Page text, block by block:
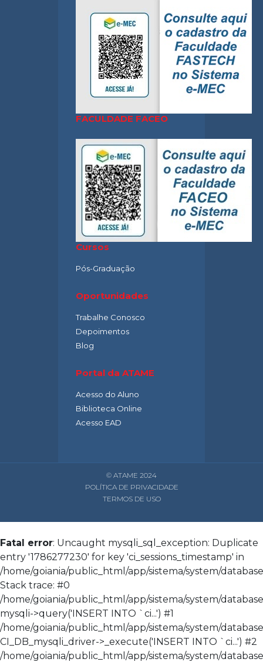
FACULDADE FACEO
Cursos
Pós-Graduação
Oportunidades
Trabalhe Conosco
Depoimentos
Blog
Portal da ATAME
Acesso do Aluno
Biblioteca Online
Acesso EAD
© ATAME 2024
POLÍTICA DE PRIVACIDADE
TERMOS DE USO
Fatal error: Uncaught mysqli_sql_exception: Duplicate
entry '1786277230' for key 'ci_sessions_timestamp' in
/home/goiania/public_html/app/sistema/system/
Stack trace: #0
/home/goiania/public_html/app/sistema/system/
mysqli->query('INSERT INTO `ci...') #1
/home/goiania/public_html/app/sistema/system/
CI_DB_mysqli_driver->_execute('INSERT INTO `ci...') #2
/home/goiania/public_html/app/sistema/system/